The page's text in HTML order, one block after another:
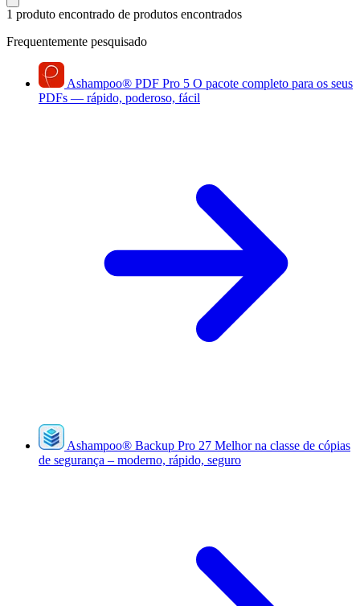
1 produto encontrado de produtos encontrados
Frequentemente pesquisado
Ashampoo® PDF Pro 5 O pacote completo para os seus
PDFs — rápido, poderoso, fácil
Ashampoo® Backup Pro 27 Melhor na classe de cópias
de segurança – moderno, rápido, seguro